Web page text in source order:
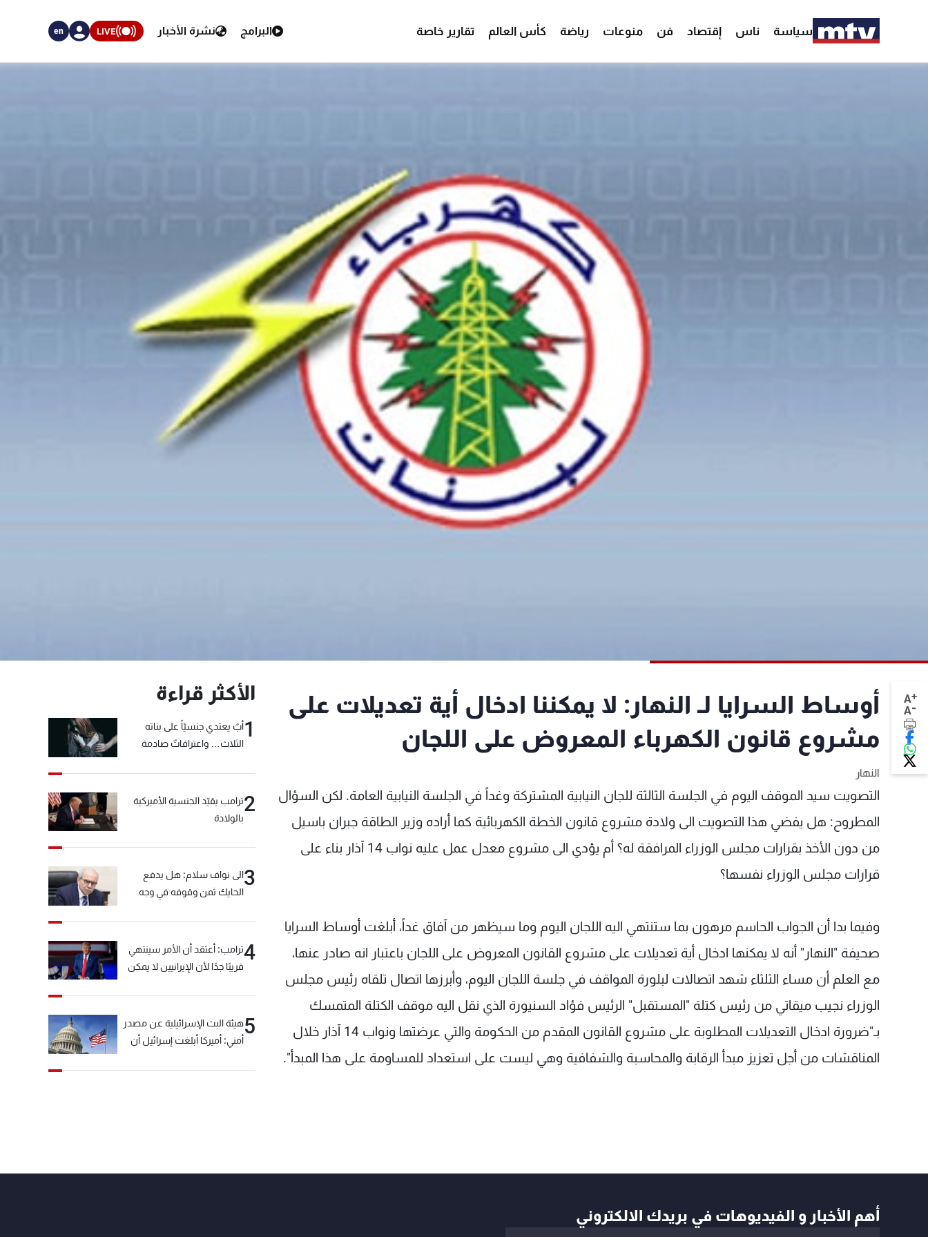
سياسة ناس إقتصاد فن منوعات رياضة كأس العالم تقارير خاصة البرامج نشرة الأخبار LIVE
en
A+
A-
أوساط السرايا لـ النهار: لا يمكننا ادخال أية تعديلات على
مشروع قانون الكهرباء المعروض على اللجان
النهار
التصويت سيد الموقف اليوم في الجلسة الثالثة للجان النيابية المشتركة وغداً في الجلسة النيابية العامة. لكن السؤال
المطروح: هل يفضي هذا التصويت الى ولادة مشروع قانون الخطة الكهربائية كما أراده وزير الطاقة جبران باسيل
من دون الأخذ بقرارات مجلس الوزراء المرافقة له؟ أم يؤدي الى مشروع معدل عمل عليه نواب 14 آذار بناء على
قرارات مجلس الوزراء نفسها؟
وفيما بدا أن الجواب الحاسم مرهون بما ستنتهي اليه اللجان اليوم وما سيظهر من آفاق غداً، أبلغت أوساط السرايا
صحيفة "النهار" أنه لا يمكنها ادخال أية تعديلات على مشروع القانون المعروض على اللجان باعتبار انه صادر عنها،
مع العلم أن مساء الثلثاء شهد اتصالات لبلورة المواقف في جلسة اللجان اليوم، وأبرزها اتصال تلقاه رئيس مجلس
الوزراء نجيب ميقاتي من رئيس كتلة "المستقبل" الرئيس فؤاد السنيورة الذي نقل اليه موقف الكتلة المتمسك
بـ"ضرورة ادخال التعديلات المطلوبة على مشروع القانون المقدم من الحكومة والتي عرضتها ونواب 14 آذار خلال
المناقشات من أجل تعزيز مبدأ الرقابة والمحاسبة والشفافية وهي ليست على استعداد للمساومة على هذا المبدأ".
الأكثر قراءة
1أبٌ يعتدي جنسيّاً على بناته
الثلاث… واعترافاتٌ صادمة
2ترامب يقيّد الجنسية الأميركية
بالولادة
3الى نواف سلام: هل يدفع
الحايك ثمن وقوفه في وجه
4ترامب: أعتقد أن الأمر سينتهي
قريبًا جدًا لأن الإيرانيين لا يمكن
5هيئة البث الإسرائيلية عن مصدر
أمني: أميركا أبلغت إسرائيل أن
أهم الأخبار و الفيديوهات في بريدك الالكتروني